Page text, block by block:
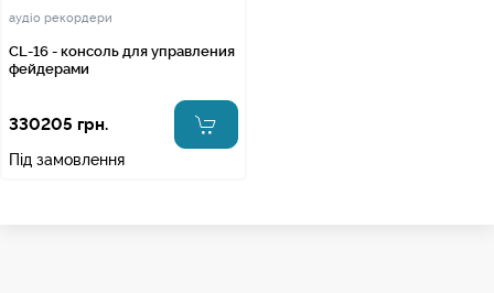
аудіо рекордери
CL-16 - консоль для управления
фейдерами
330205 грн.
Під замовлення